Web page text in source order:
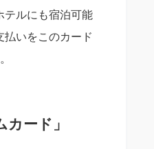
テルにも宿泊可能
いをこのカード
ード」